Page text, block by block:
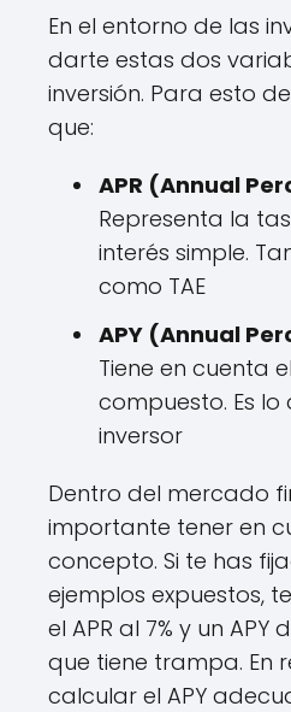
En el entorno de las
darte estas dos
inversión. Para esto
que:
APR (Annual
Representa la
interés simple.
como TAE
APY (Annual
Tiene en cuenta
compuesto. Es
inversor
Dentro del mercado
importante tener en
concepto. Si te has
ejemplos expuestos,
el APR al 7% y un APY
que tiene trampa. En
calcular el APY